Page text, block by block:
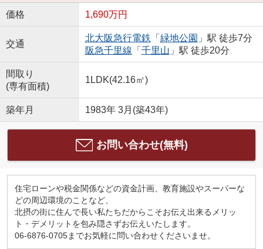
価格 1,690万円
交通
北大阪急行電鉄 「 緑地公園 」駅 徒歩7分
阪急千里線 「 千里山 」駅 徒歩20分
間取り
(専有面積)
1LDK(42.16㎡)
築年月 1983年 3月(築43年)
お問い合わせ(無料)
住宅ローンや税金関係などの資金計画、教育施設やスーパーな
どの周辺環境のことなど、
北摂の街に住んで長い私たちだからこそお伝え出来るメリッ
ト・デメリットを包み隠さずお伝えいたします。
06-6876-0705までお気軽に問い合わせくださいませ。